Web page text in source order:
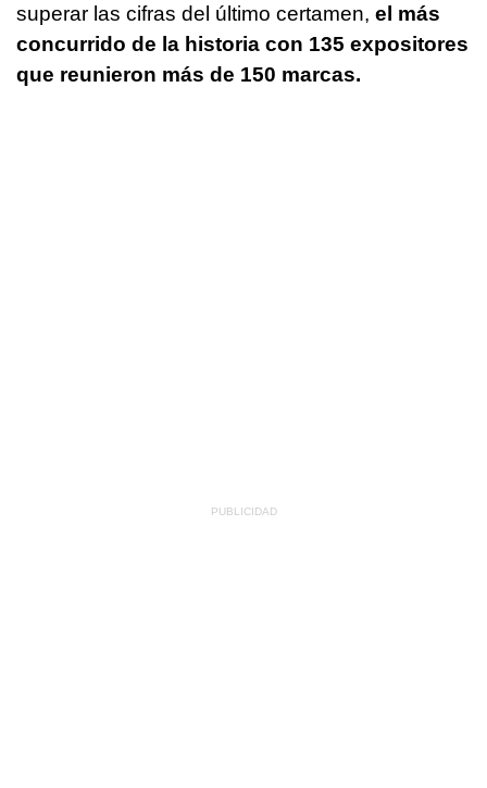
superar las cifras del último certamen, el más
concurrido de la historia con 135 expositores
que reunieron más de 150 marcas.